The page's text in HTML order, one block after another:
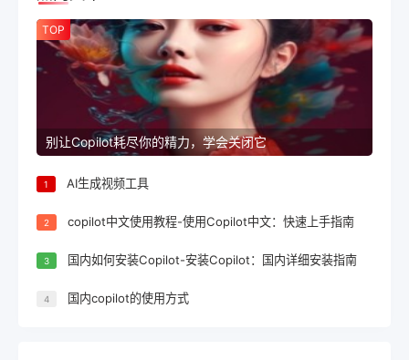
TOP
别让Copilot耗尽你的精力，学会关闭它
1 AI生成视频工具
2 copilot中文使用教程-使用Copilot中文：快速上手指南
3 国内如何安装Copilot-安装Copilot：国内详细安装指南
4 国内copilot的使用方式